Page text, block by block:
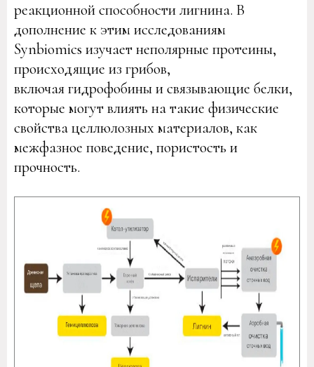
реакционной способности лигнина. В
дополнение к этим исследованиям
Synbiomics изучает неполярные протеины,
происходящие из грибов,
включая гидрофобины и связывающие белки,
которые могут влиять на такие физические
свойства целлюлозных материалов, как
межфазное поведение, пористость и
прочность.